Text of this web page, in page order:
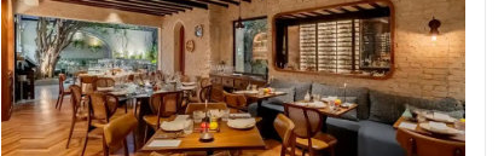
Como
Escolher
o
Forno
Ideal